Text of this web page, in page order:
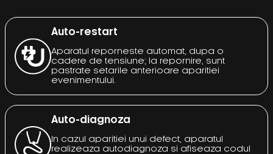
Auto-restart
Aparatul reporneste automat, dupa o
cadere de tensiune; la repornire, sunt
pastrate setarile anterioare aparitiei
evenimentului.
Auto-diagnoza
In cazul aparitiei unui defect, aparatul
realizeaza autodiagnoza si afiseaza codul